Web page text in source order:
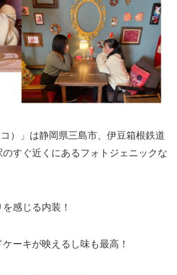
コ）」は静岡県三島市、伊豆箱根鉄道
すぐ近くにあるフォトジェニックな
感じる内装！
ーキが映えるし味も最高！